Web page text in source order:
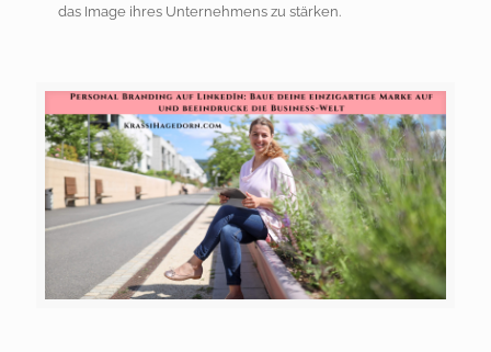
das Image ihres Unternehmens zu stärken.